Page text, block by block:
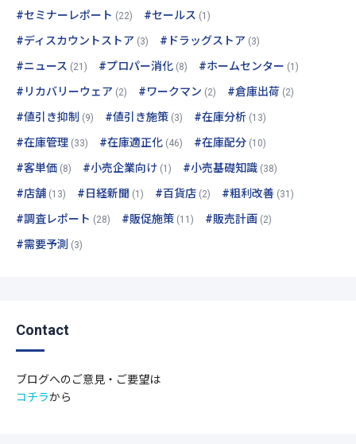
#セミナーレポート (22) #セールス (1)
#ディスカウントストア (3) #ドラッグストア (3)
#ニュース (21) #プロパー消化 (8) #ホームセンター (1)
#リカバリーウェア (2) #ワークマン (2) #倉庫出荷 (2)
#値引き抑制 (9) #値引き施策 (3) #在庫分析 (13)
#在庫管理 (33) #在庫適正化 (46) #在庫配分 (10)
#客単価 (8) #小売企業向け (1) #小売基礎知識 (38)
#店舗 (13) #日経新聞 (1) #百貨店 (2) #粗利改善 (31)
#調査レポート (28) #販促施策 (11) #販売計画 (2)
#需要予測 (3)
Contact
ブログへのご意見・ご要望は
コチラから